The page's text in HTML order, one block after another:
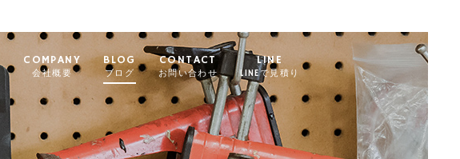
COMPANY
会社概要
BLOG
ブログ
CONTACT
お問い合わせ
LINE
LINEで見積り